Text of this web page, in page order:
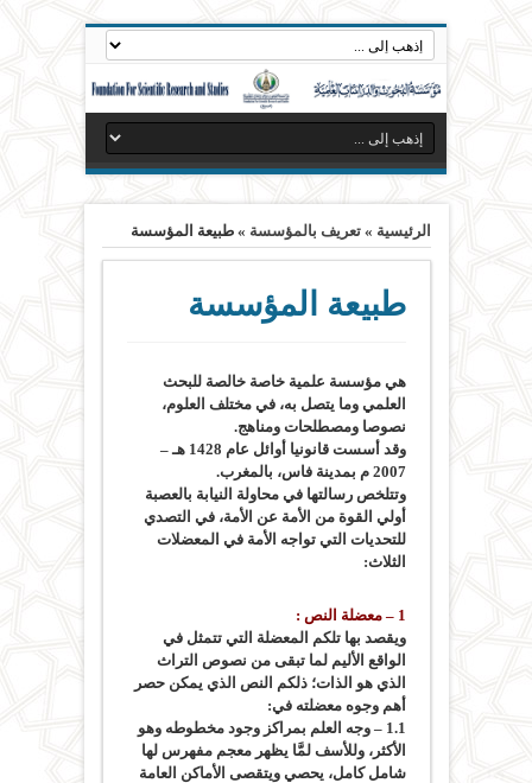
الرئيسية »تعريف بالمؤسسة »طبيعة المؤسسة
طبيعة المؤسسة
هي مؤسسة علمية خاصة خالصة للبحث
العلمي وما يتصل به، في مختلف العلوم،
نصوصا ومصطلحات ومناهج.
وقد أسست قانونيا أوائل عام 1428 هـ –
2007 م بمدينة فاس، بالمغرب.
وتتلخص رسالتها في محاولة النيابة بالعصبة
أولي القوة من الأمة عن الأمة، في التصدي
للتحديات التي تواجه الأمة في المعضلات
الثلاث:
1 – معضلة النص :
ويقصد بها تلكم المعضلة التي تتمثل في
الواقع الأليم لما تبقى من نصوص التراث
الذي هو الذات؛ ذلكم النص الذي يمكن حصر
أهم وجوه معضلته في:
1.1 – وجه العلم بمراكز وجود مخطوطه وهو
الأكثر، وللأسف لمَّا يظهر معجم مفهرس لها
شامل كامل، يحصي ويتقصى الأماكن العامة